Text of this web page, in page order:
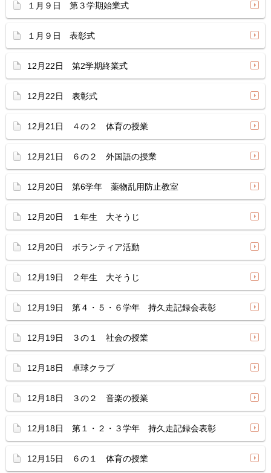
１月９日 第３学期始業式
１月９日 表彰式
12月22日 第2学期終業式
12月22日 表彰式
12月21日 ４の２ 体育の授業
12月21日 ６の２ 外国語の授業
12月20日 第6学年 薬物乱用防止教室
12月20日 １年生 大そうじ
12月20日 ボランティア活動
12月19日 ２年生 大そうじ
12月19日 第４・５・６学年 持久走記録会表彰
12月19日 ３の１ 社会の授業
12月18日 卓球クラブ
12月18日 ３の２ 音楽の授業
12月18日 第１・２・３学年 持久走記録会表彰
12月15日 ６の１ 体育の授業